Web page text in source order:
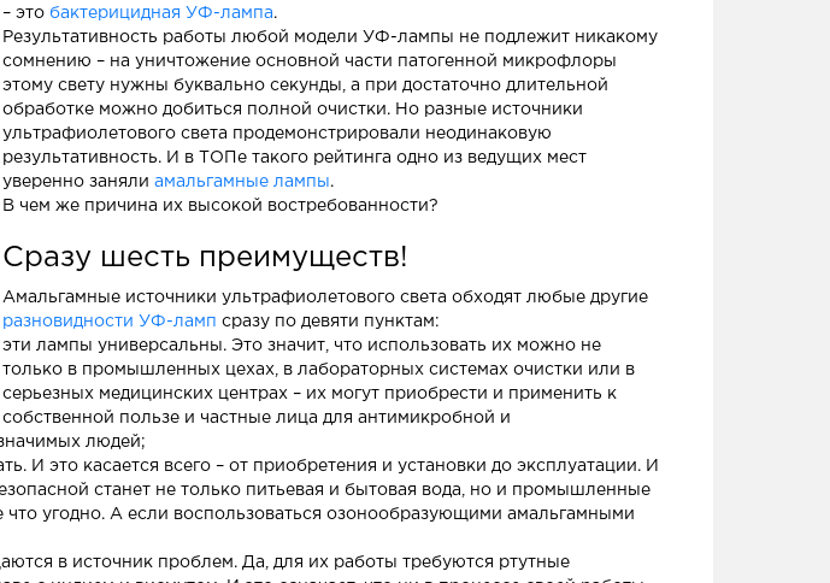
– это бактерицидная УФ-лампа.
Результативность работы любой модели УФ-лампы не подлежит никакому
сомнению – на уничтожение основной части патогенной микрофлоры
этому свету нужны буквально секунды, а при достаточно длительной
обработке можно добиться полной очистки. Но разные источники
ультрафиолетового света продемонстрировали неодинаковую
результативность. И в ТОПе такого рейтинга одно из ведущих мест
уверенно заняли амальгамные лампы.
В чем же причина их высокой востребованности?
Сразу шесть преимуществ!
Амальгамные источники ультрафиолетового света обходят любые другие
разновидности УФ-ламп сразу по девяти пунктам:
эти лампы универсальны. Это значит, что использовать их можно не
только в промышленных цехах, в лабораторных системах очистки или в
серьезных медицинских центрах – их могут приобрести и применить к
собственной пользе и частные лица для антимикробной и
людей;
И это касается всего – от приобретения и установки до эксплуатации. И
станет не только питьевая и бытовая вода, но и промышленные
угодно. А если воспользоваться озонообразующими амальгамными
в источник проблем. Да, для их работы требуются ртутные